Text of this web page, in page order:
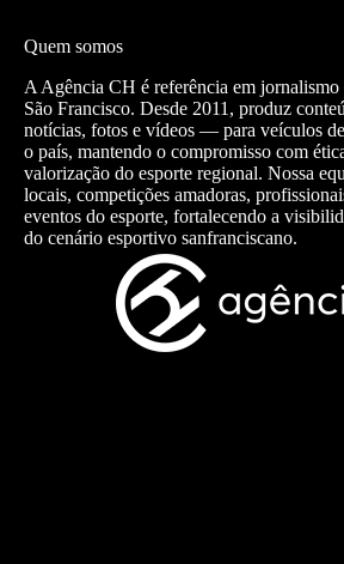
Quem somos
A Agência CH é referência em
São Francisco. Desde 2011, produz
notícias, fotos e vídeos — para veículos
o país, mantendo o compromisso com
valorização do esporte regional. Nossa
locais, competições amadoras,
eventos do esporte, fortalecendo a
do cenário esportivo sanfranciscano.